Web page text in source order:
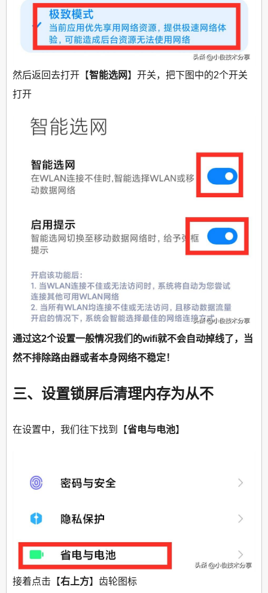
然后返回去打开【智能选网】开关，把下图中的2个开关
打开
通过这2个设置一般情况我们的wifi就不会自动掉线了，当
然不排除路由器或者本身网络不稳定！
三、设置锁屏后清理内存为从不
在设置中，我们往下找到【省电与电池】
接着点击【右上方】齿轮图标